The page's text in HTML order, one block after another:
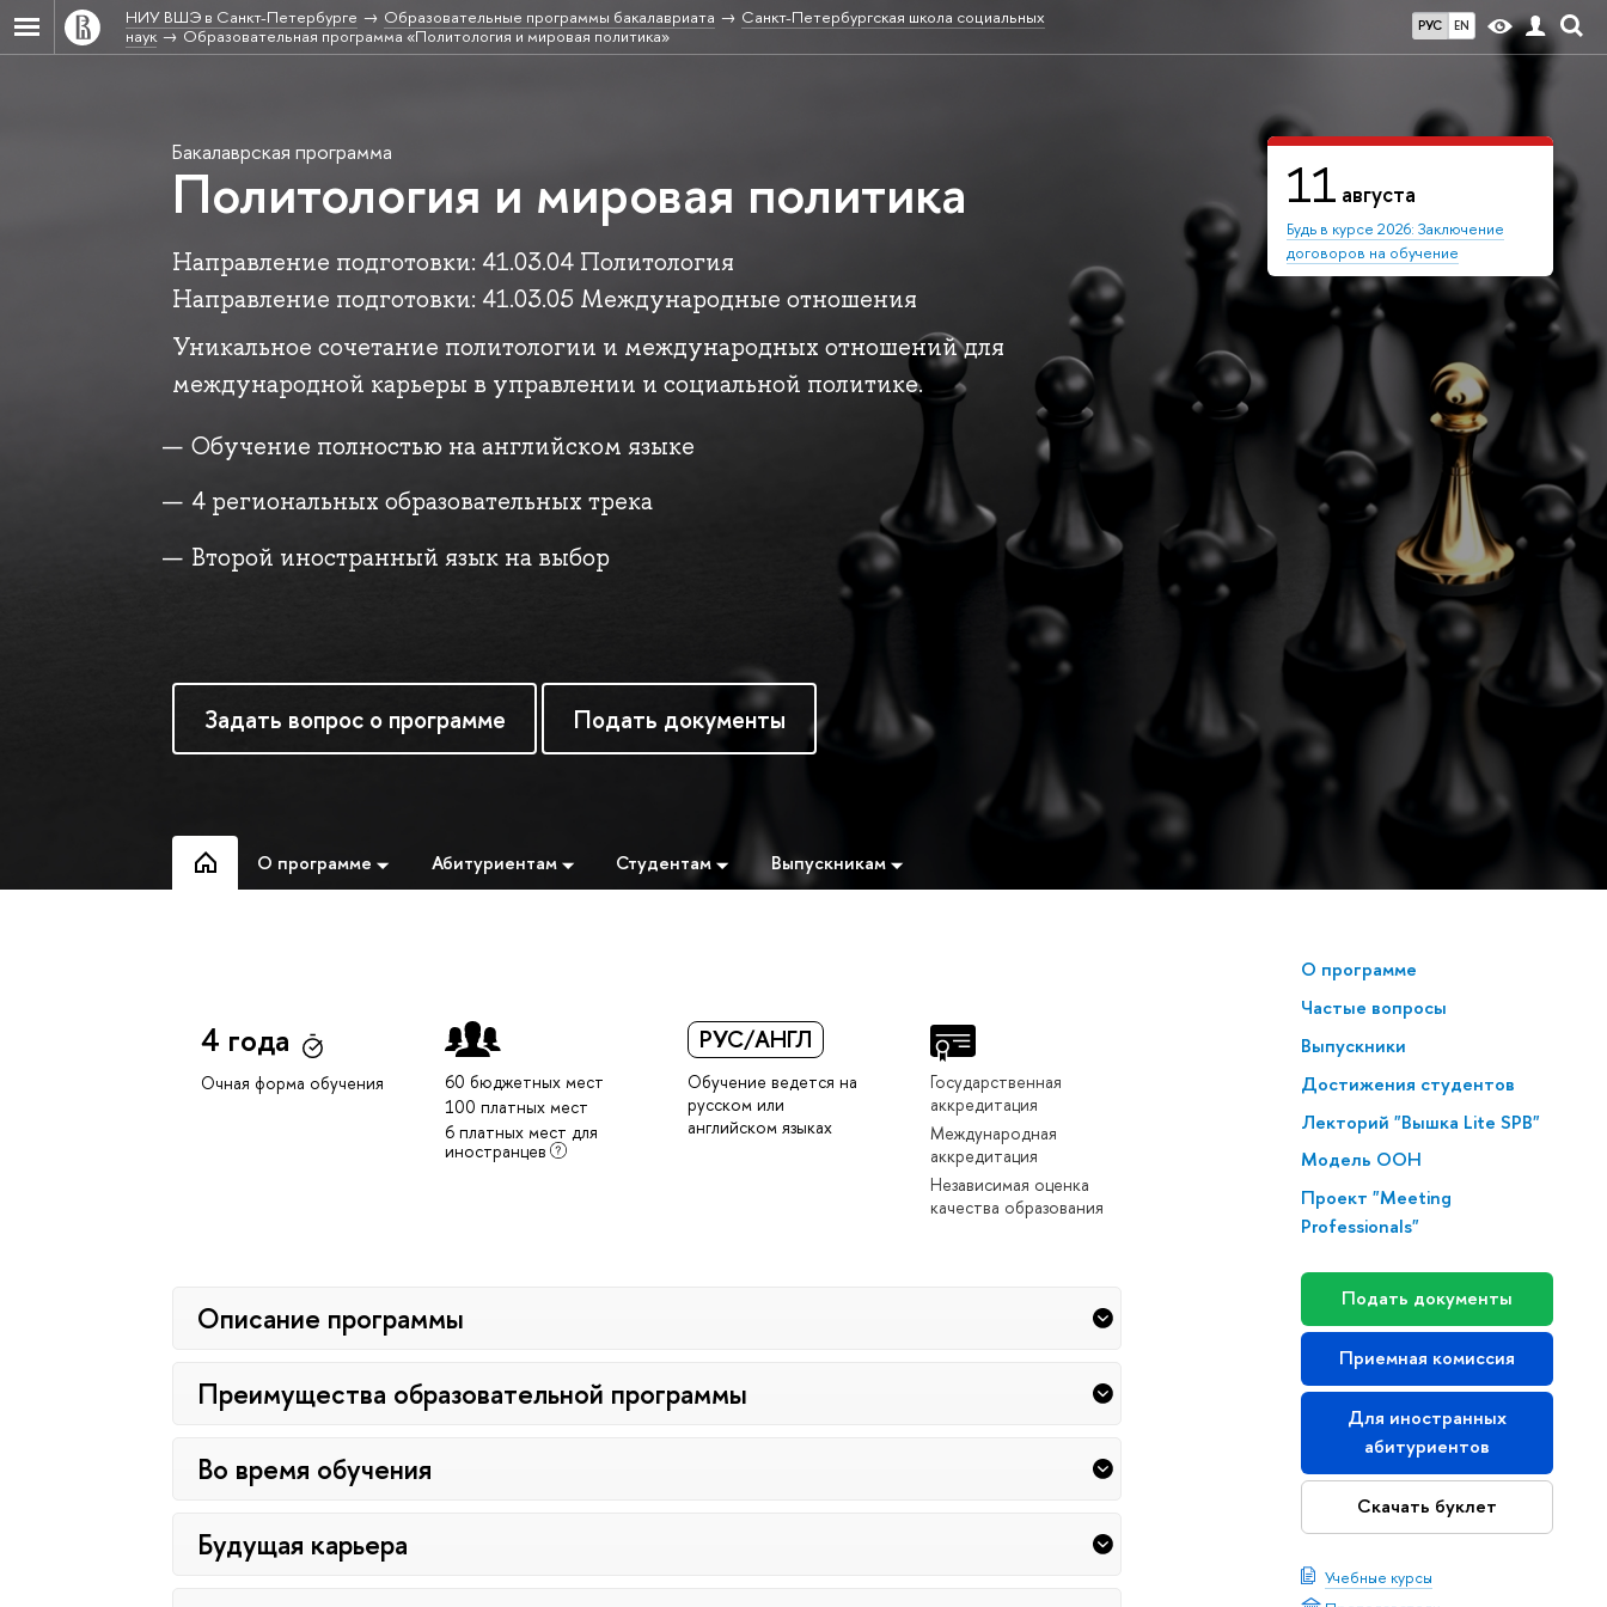
РУС EN
НИУ ВШЭ в Санкт-Петербурге Образовательные программы бакалавриата
Санкт-Петербургская школа социальных
наук
Образовательная программа «Политология и мировая политика»
11 августа
Будь в курсе 2026: Заключение
договоров на обучение
Бакалаврская программа
Политология и мировая политика
Направление подготовки: 41.03.04 Политология
Направление подготовки: 41.03.05 Международные отношения
Уникальное сочетание политологии и международных отношений для
международной карьеры в управлении и социальной политике.
Обучение полностью на английском языке
4 региональных образовательных трека
Второй иностранный язык на выбор
Задать вопрос о программе Подать документы
О программе Абитуриентам Студентам Выпускникам
О программе
Частые вопросы
Выпускники
Достижения студентов
Лекторий "Вышка Lite SPB"
Модель ООН
Проект "Meeting
Professionals"
Подать документы
Приемная комиссия
Для иностранных
абитуриентов
Скачать буклет
Учебные курсы
4 года
Очная форма обучения
60 бюджетных мест
100 платных мест
6 платных мест для
иностранцев
РУС/АНГЛ
Обучение ведется на
русском или
английском языках
Государственная
аккредитация
Международная
аккредитация
Независимая оценка
качества образования
Описание программы
Преимущества образовательной программы
Во время обучения
Будущая карьера